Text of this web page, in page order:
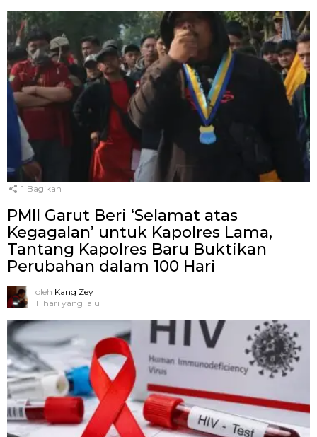
1 Bagikan
PMII Garut Beri ‘Selamat atas
Kegagalan’ untuk Kapolres Lama,
Tantang Kapolres Baru Buktikan
Perubahan dalam 100 Hari
oleh Kang Zey
11 hari yang lalu